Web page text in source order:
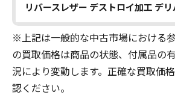
リバースレザー デストロイ加工 デ
※上記は一般的な中古市場における
の買取価格は商品の状態、付属品の
況により変動します。正確な買取価
認ください。